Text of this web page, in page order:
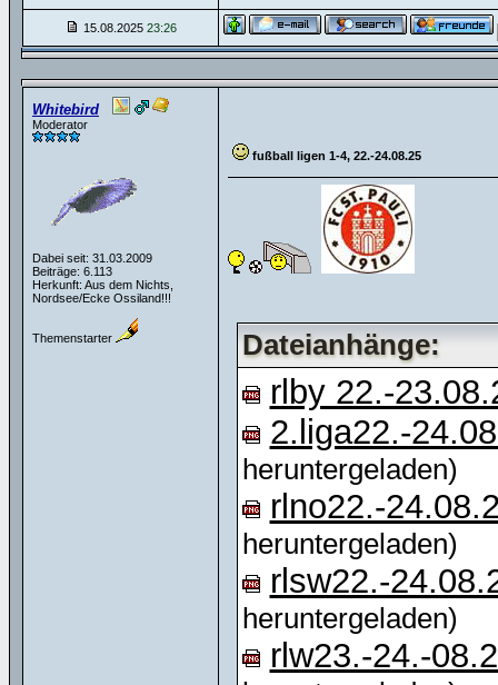
15.08.2025 23:26
Whitebird
Moderator
Dabei seit: 31.03.2009
Beiträge: 6.113
Herkunft: Aus dem Nichts,
Nordsee/Ecke Ossiland!!!
Themenstarter
fußball ligen 1-4, 22.-24.08.25
Dateianhänge:
rlby 22.-
2.liga22.-
heruntergeladen)
rlno22.-
heruntergeladen)
rlsw22.-
heruntergeladen)
rlw23.-24.-